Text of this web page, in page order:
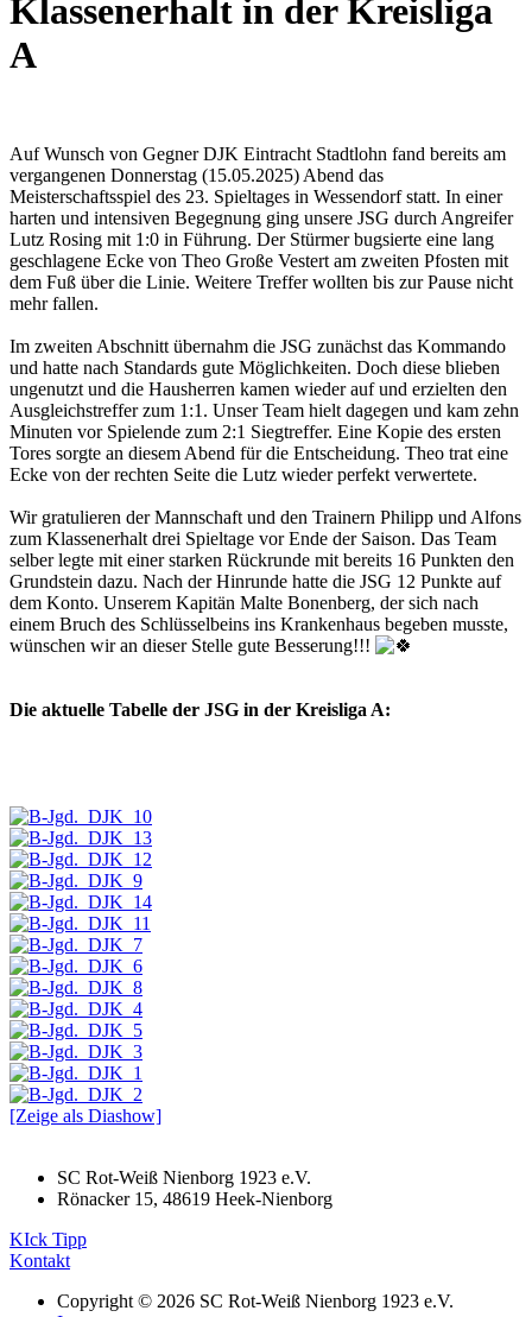
Klassenerhalt in der Kreisliga
A
Auf Wunsch von Gegner DJK Eintracht Stadtlohn fand bereits am
vergangenen Donnerstag (15.05.2025) Abend das
Meisterschaftsspiel des 23. Spieltages in Wessendorf statt. In einer
harten und intensiven Begegnung ging unsere JSG durch Angreifer
Lutz Rosing mit 1:0 in Führung. Der Stürmer bugsierte eine lang
geschlagene Ecke von Theo Große Vestert am zweiten Pfosten mit
dem Fuß über die Linie. Weitere Treffer wollten bis zur Pause nicht
mehr fallen.
Im zweiten Abschnitt übernahm die JSG zunächst das Kommando
und hatte nach Standards gute Möglichkeiten. Doch diese blieben
ungenutzt und die Hausherren kamen wieder auf und erzielten den
Ausgleichstreffer zum 1:1. Unser Team hielt dagegen und kam zehn
Minuten vor Spielende zum 2:1 Siegtreffer. Eine Kopie des ersten
Tores sorgte an diesem Abend für die Entscheidung. Theo trat eine
Ecke von der rechten Seite die Lutz wieder perfekt verwertete.
Wir gratulieren der Mannschaft und den Trainern Philipp und Alfons
zum Klassenerhalt drei Spieltage vor Ende der Saison. Das Team
selber legte mit einer starken Rückrunde mit bereits 16 Punkten den
Grundstein dazu. Nach der Hinrunde hatte die JSG 12 Punkte auf
dem Konto. Unserem Kapitän Malte Bonenberg, der sich nach
einem Bruch des Schlüsselbeins ins Krankenhaus begeben musste,
wünschen wir an dieser Stelle gute Besserung!!!
Die aktuelle Tabelle der JSG in der Kreisliga A:
[Zeige als Diashow]
SC Rot-Weiß Nienborg 1923 e.V.
Rönacker 15, 48619 Heek-Nienborg
KIck Tipp
Kontakt
Copyright © 2026 SC Rot-Weiß Nienborg 1923 e.V.